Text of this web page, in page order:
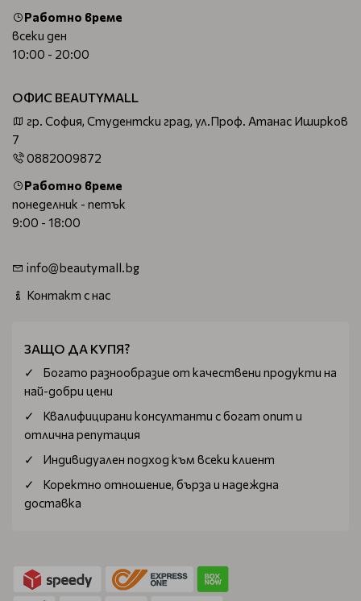
Работно време
всеки ден
10:00 - 20:00
ОФИС BEAUTYMALL
гр. София, Студентски град, ул.Проф. Атанас Иширков
7
0882009872
Работно време
понеделник - петък
9:00 - 18:00
info@beautymall.bg
Контакт с нас
ЗАЩО ДА КУПЯ?
Богатo разнообразие от качествени продукти на
най-добри цени
Квалифицирани консултанти с богат опит и
отлична репутация
Индивидуален подход към всеки клиент
Коректно отношение, бърза и надеждна
доставка